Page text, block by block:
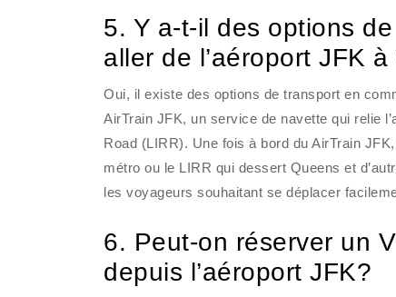
5. Y a-t-il des options
aller de l’aéroport JFK
Oui, il existe des options de transport en
AirTrain JFK, un service de navette qui relie
Road (LIRR). Une fois à bord du AirTrain
métro ou le LIRR qui dessert Queens et
les voyageurs souhaitant se déplacer
6. Peut-on réserver un
depuis l’aéroport JFK?